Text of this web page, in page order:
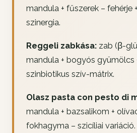
mandula + fűszerek – fehérje
szinergia.
Reggeli zabkása: zab (β-
mandula + bogyós gyümölcs
szinbiotikus szív-mátrix.
Olasz pasta con pesto di
mandula + bazsalikom +
fokhagyma – szicíliai variáció.